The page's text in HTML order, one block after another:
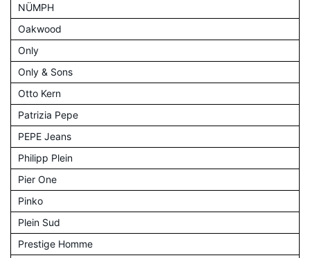
NÜMPH
Oakwood
Only
Only & Sons
Otto Kern
Patrizia Pepe
PEPE Jeans
Philipp Plein
Pier One
Pinko
Plein Sud
Prestige Homme